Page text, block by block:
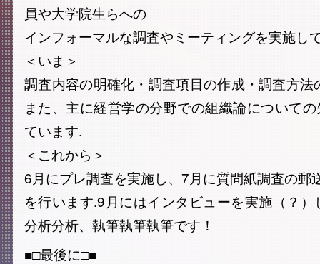
員や大学院生らへの
インフォーマルな調査やミーティングを実施し
＜いま＞
調査内容の明確化・調査項目の作成・調査方法
また、主に経営学の分野での組織論について
ています.
＜これから＞
6月にプレ調査を実施し、7月に質問紙調査の郵
を行います.9月にはインタビューを実施（？
分析分析、執筆執筆執筆です！
■□最後に□■